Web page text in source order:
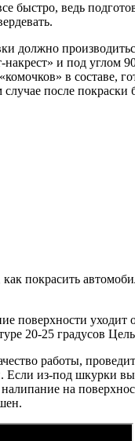
быстро, ведь
должно
и под углом
в составе,
после покраски
покрасить
поверхности уходит
20-25 градусов
работы,
Если из-под шкурки
на